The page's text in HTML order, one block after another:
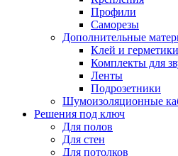
Профили
Саморезы
Дополнительные
Клей и герметики
Комплекты для
Ленты
Подрозетники
Шумоизоляционные
Решения под ключ
Для полов
Для стен
Для потолков